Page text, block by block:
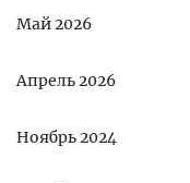
Май 2026
Апрель 2026
Ноябрь 2024